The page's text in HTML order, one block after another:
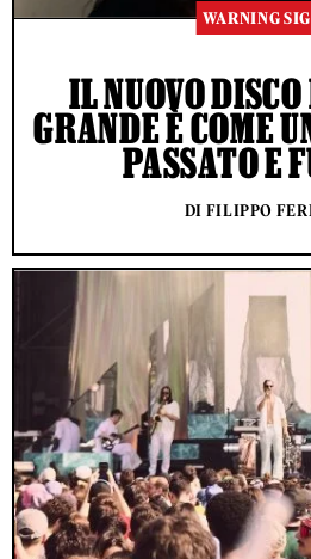
WARNING
IL NUOVO
GRANDE È COME
PASSATO E
DI FILIPPO